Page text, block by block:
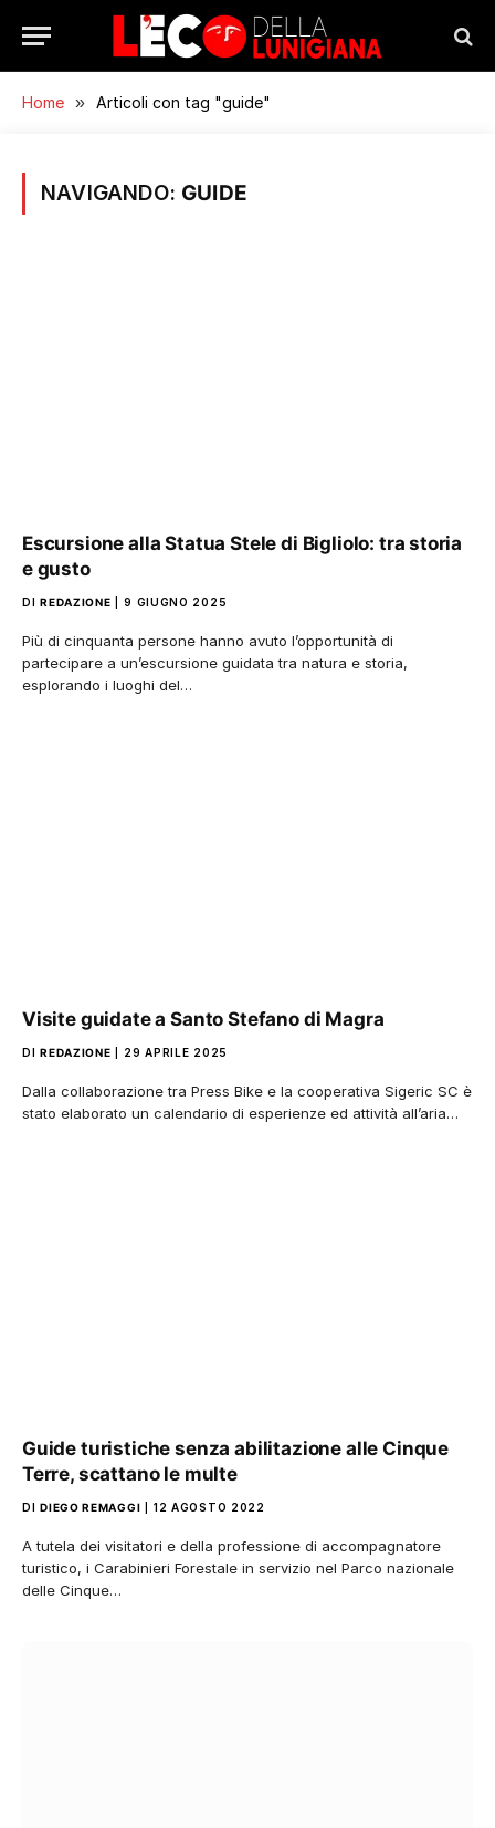
Home » Articoli con tag "guide"
NAVIGANDO: GUIDE
Escursione alla Statua Stele di Bigliolo: tra storia
e gusto
DI REDAZIONE 9 GIUGNO 2025
Più di cinquanta persone hanno avuto l’opportunità di
partecipare a un’escursione guidata tra natura e storia,
esplorando i luoghi del…
Visite guidate a Santo Stefano di Magra
DI REDAZIONE 29 APRILE 2025
Dalla collaborazione tra Press Bike e la cooperativa Sigeric SC è
stato elaborato un calendario di esperienze ed attività all’aria…
Guide turistiche senza abilitazione alle Cinque
Terre, scattano le multe
DI DIEGO REMAGGI 12 AGOSTO 2022
A tutela dei visitatori e della professione di accompagnatore
turistico, i Carabinieri Forestale in servizio nel Parco nazionale
delle Cinque…